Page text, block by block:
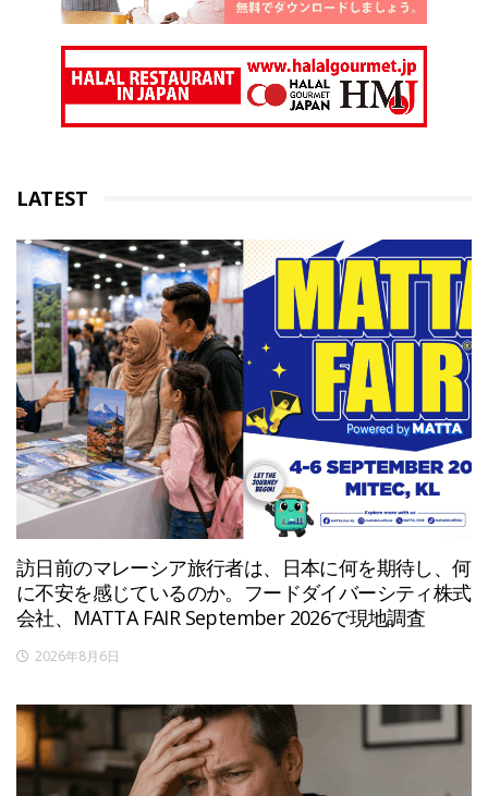
LATEST
訪日前のマレーシア旅行者は、日本に何を期待し、何
に不安を感じているのか。フードダイバーシティ株式
会社、MATTA FAIR September 2026で現地調査
2026年8月6日